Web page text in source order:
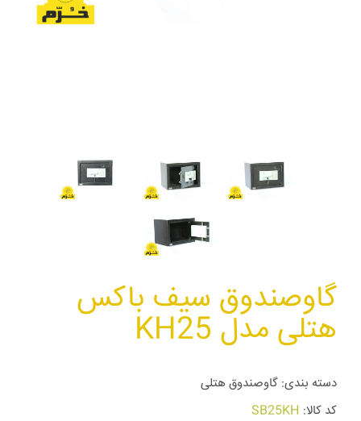
گاوصندوق سیف باکس
هتلی مدل KH25
دسته بندی: گاوصندوق هتلی
کد کالا: SB25KH